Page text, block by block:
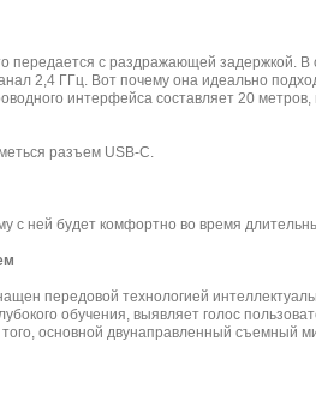
передается с раздражающей задержкой.
2,4 ГГц. Вот почему она идеально
интерфейса составляет 20
разъем USB-C.
с ней будет комфортно во время
передовой технологией
обучения, выявляет голос
основной двунаправленный съемный